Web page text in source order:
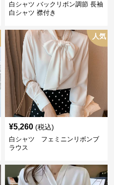
白シャツ バックリボン調節 長袖
白シャツ 襟付き
人気
¥5,260 (税込)
白シャツ フェミニンリボンブ
ラウス